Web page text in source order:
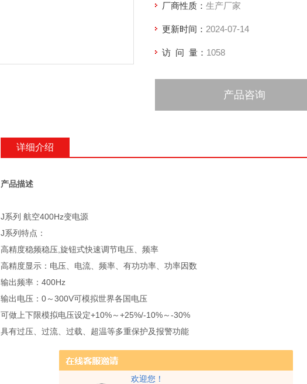
欢迎您！
厂商性质： 生产厂家
更新时间： 2024-07-14
访 问 量： 1058
产品咨询
详细介绍
产品描述
J系列 航空400Hz变电源
J系列特点：
高精度稳频稳压,旋钮式快速调节电压、频率
高精度显示：电压、电流、频率、有功功率、功率因数
输出频率：400Hz
输出电压：0～300V可模拟世界各国电压
可做上下限模拟电压设定+10%～+25%/-10%～-30%
具有过压、过流、过载、超温等多重保护及报警功能